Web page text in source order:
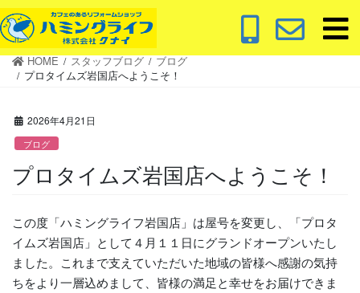
コ
ン
テ
ナ
ビ
ゲ
HOME スタッフブログ
ブログ
プロタイムズ岩国店へようこそ！
2026年4月21日
ブログ
プロタイムズ岩国店へようこそ！
この度「ハミングライフ岩国店」は屋号を変更し、「プロタ
イムズ岩国店」として４月１１日にグランドオープンいたし
ました。これまで支えていただいた地域の皆様へ感謝の気持
ちをより一層込めまして、皆様の満足と幸せをお届けできま